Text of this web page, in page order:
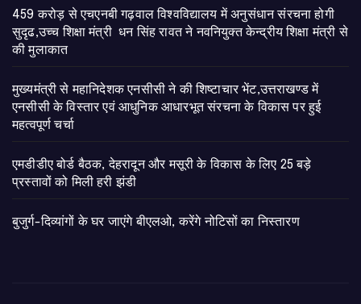
459 करोड़ से एचएनबी गढ़वाल विश्वविद्यालय में अनुसंधान संरचना होगी
सुदृढ,उच्च शिक्षा मंत्री धन सिंह रावत ने नवनियुक्त केन्द्रीय शिक्षा मंत्री से
की मुलाकात
मुख्यमंत्री से महानिदेशक एनसीसी ने की शिष्टाचार भेंट,उत्तराखण्ड में
एनसीसी के विस्तार एवं आधुनिक आधारभूत संरचना के विकास पर हुई
महत्वपूर्ण चर्चा
एमडीडीए बोर्ड बैठक, देहरादून और मसूरी के विकास के लिए 25 बड़े
प्रस्तावों को मिली हरी झंडी
बुजुर्ग-दिव्यांगों के घर जाएंगे बीएलओ, करेंगे नोटिसों का निस्तारण